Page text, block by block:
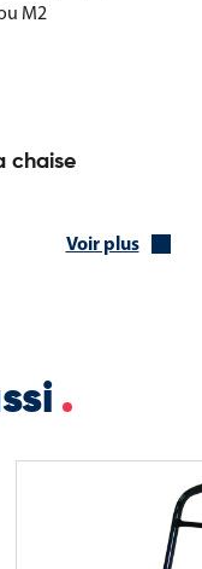
M2
chaise
pour droitiers
Voir plus